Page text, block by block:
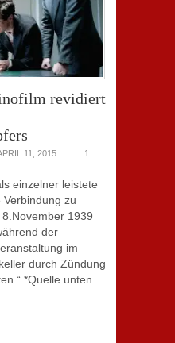
revidiert
11, 2015
1
einzelner leistete
zu
1939
der
im
durch Zündung
*Quelle unten